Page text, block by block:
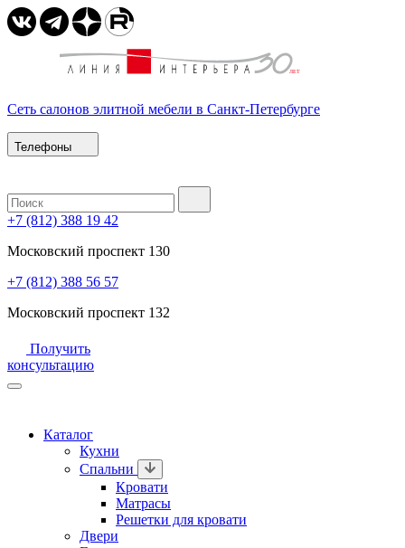
Сеть салонов элитной мебели в Санкт-Петербурге
Телефоны
+7 (812) 388 19 42
Московский проспект 130
+7 (812) 388 56 57
Московский проспект 132
Получить
консультацию
Каталог
Кухни
Спальни
Кровати
Матрасы
Решетки для кровати
Двери